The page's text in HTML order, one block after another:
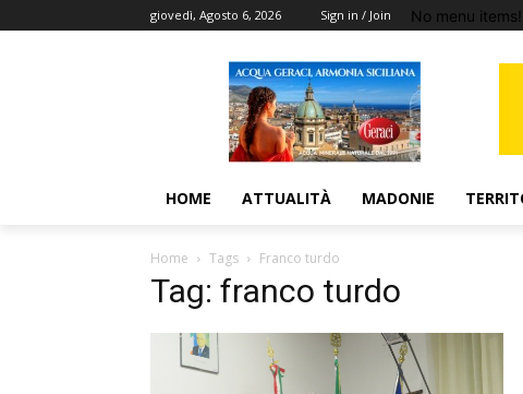
giovedì, Agosto 6, 2026 Sign in / Join No menu items!
HOME ATTUALITÀ MADONIE
Home Tags Franco turdo
Tag: franco turdo